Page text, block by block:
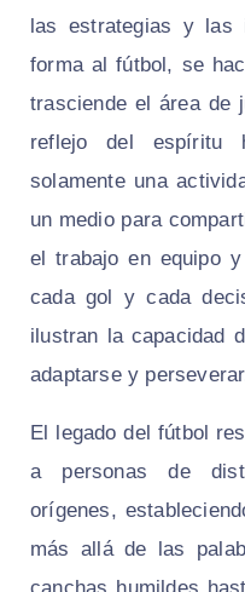
las estrategias y las
forma al fútbol, se
trasciende el área de
reflejo del espíritu
solamente una
un medio para
el trabajo en equipo
cada gol y cada
ilustran la capacidad
adaptarse y
El legado del fútbol
a personas de
orígenes,
más allá de las